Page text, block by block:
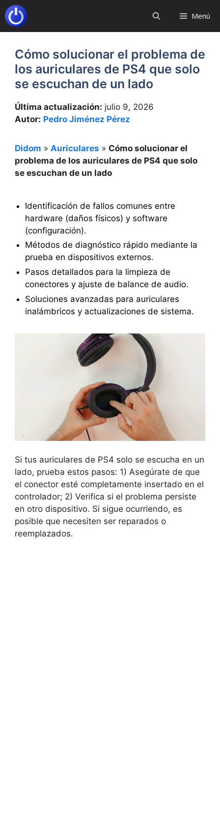
Saltar
al
contenido
Menú
Cómo solucionar el problema de
los auriculares de PS4 que solo
se escuchan de un lado
Última actualización: julio 9, 2026
Autor: Pedro Jiménez Pérez
Didom » Auriculares » Cómo solucionar el
problema de los auriculares de PS4 que solo
se escuchan de un lado
Identificación de fallos comunes entre
hardware (daños físicos) y software
(configuración).
Métodos de diagnóstico rápido mediante la
prueba en dispositivos externos.
Pasos detallados para la limpieza de
conectores y ajuste de balance de audio.
Soluciones avanzadas para auriculares
inalámbricos y actualizaciones de sistema.
Si tus auriculares de PS4 solo se escucha en un
lado, prueba estos pasos: 1) Asegúrate de que
el conector esté completamente insertado en el
controlador; 2) Verifica si el problema persiste
en otro dispositivo. Si sigue ocurriendo, es
posible que necesiten ser reparados o
reemplazados.